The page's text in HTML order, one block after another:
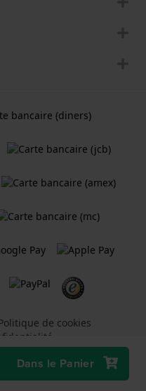
Dans le Panier
de cookies
Group B.V.